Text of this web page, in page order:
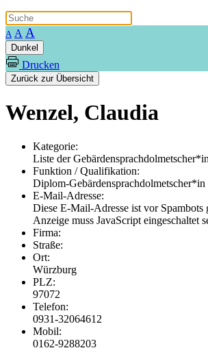
A A A
Dunkel
Drucken
Zurück zur Übersicht
Wenzel, Claudia
Kategorie:
Liste der
Funktion / Qualifikation:
Diplom-Gebärdensprachdolmetscher*in
E-Mail-Adresse:
Diese E-Mail-Adresse ist vor Spambots
Anzeige muss JavaScript eingeschaltet
Firma:
Straße:
Ort:
Würzburg
PLZ:
97072
Telefon:
0931-32064612
Mobil:
0162-9288203